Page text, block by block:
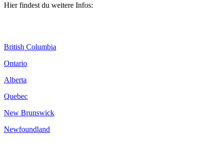
Hier findest du weitere Infos:
British Columbia
Ontario
Alberta
Quebec
New Brunswick
Newfoundland